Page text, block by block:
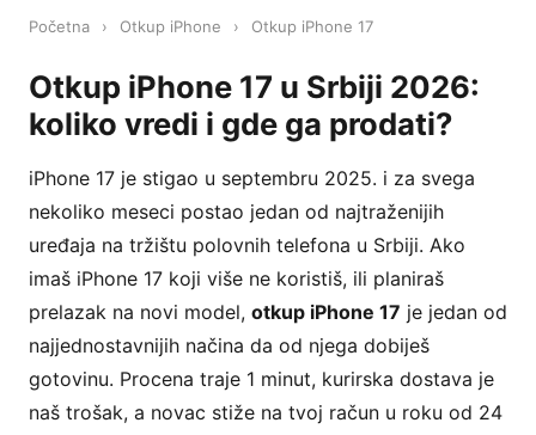
Početna › Otkup iPhone › Otkup iPhone 17
Otkup iPhone 17 u Srbiji 2026:
koliko vredi i gde ga prodati?
iPhone 17 je stigao u septembru 2025. i za svega
nekoliko meseci postao jedan od najtraženijih
uređaja na tržištu polovnih telefona u Srbiji. Ako
imaš iPhone 17 koji više ne koristiš, ili planiraš
prelazak na novi model, otkup iPhone 17 je jedan od
najjednostavnijih načina da od njega dobiješ
gotovinu. Procena traje 1 minut, kurirska dostava je
naš trošak, a novac stiže na tvoj račun u roku od 24